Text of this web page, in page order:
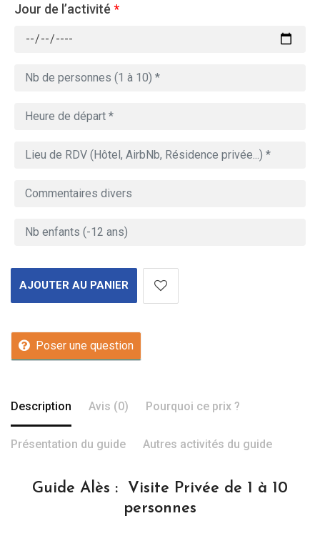
Jour de l’activité *
AJOUTER AU PANIER
Poser une question
Description Avis (0) Pourquoi ce prix ?
Présentation du guide Autres activités du guide
Guide Alès : Visite Privée de 1 à 10
personnes